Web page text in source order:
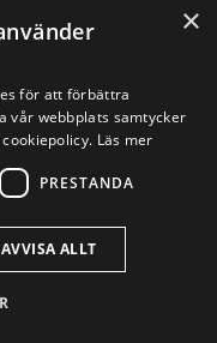
Genom att
kan du få en
är rimligt
bäst.
kan du
entreprenörer
×
för att förbättra
vår webbplats samtycker
Läs mer
PRESTANDA
AVVISA ALLT